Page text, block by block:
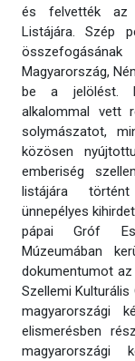
és felvették az
Listájára. Szép
Magyarország,
be a jelölést.
alkalommal vett
solymászatot,
közösen
emberiség
listájára
ünnepélyes
pápai Gróf
Múzeumában
dokumentumot az
Szellemi
magyarországi
elismerésben
magyarországi